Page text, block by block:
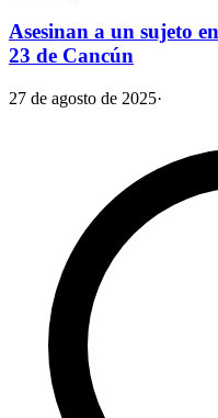
Asesinan a un sujeto
23 de Cancún
27 de agosto de 2025·